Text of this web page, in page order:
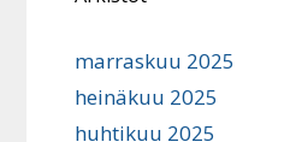
marraskuu 2025
heinäkuu 2025
huhtikuu 2025